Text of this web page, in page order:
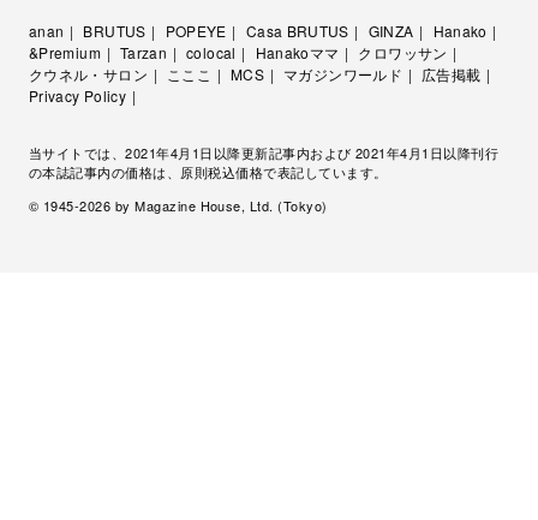
anan BRUTUS POPEYE Casa BRUTUS GINZA
Hanako
&Premium
Tarzan colocal Hanakoママ
クロワッサン
クウネル・サロン
こここ MCS マガジンワールド
広告掲載
Privacy Policy
当サイトでは、2021年4月1日以降更新記事内および 2021年4月1日以降刊行
の本誌記事内の価格は、原則税込価格で表記しています。
© 1945-2026 by Magazine House, Ltd. (Tokyo)